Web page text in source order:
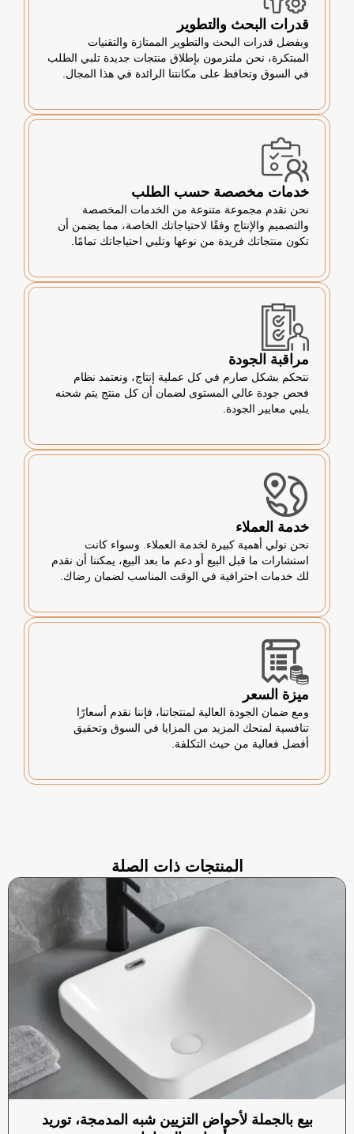
قدرات البحث والتطوير
وبفضل قدرات البحث والتطوير الممتازة والتقنيات
المبتكرة، نحن ملتزمون بإطلاق منتجات جديدة تلبي الطلب
في السوق وتحافظ على مكانتنا الرائدة في هذا المجال.
خدمات مخصصة حسب الطلب
نحن نقدم مجموعة متنوعة من الخدمات المخصصة
والتصميم والإنتاج وفقًا لاحتياجاتك الخاصة، مما يضمن أن
تكون منتجاتك فريدة من نوعها وتلبي احتياجاتك تمامًا.
مراقبة الجودة
نتحكم بشكل صارم في كل عملية إنتاج، ونعتمد نظام
فحص جودة عالي المستوى لضمان أن كل منتج يتم شحنه
يلبي معايير الجودة.
خدمة العملاء
نحن نولي أهمية كبيرة لخدمة العملاء. وسواء كانت
استشارات ما قبل البيع أو دعم ما بعد البيع، يمكننا أن نقدم
لك خدمات احترافية في الوقت المناسب لضمان رضاك.
ميزة السعر
ومع ضمان الجودة العالية لمنتجاتنا، فإننا نقدم أسعارًا
تنافسية لمنحك المزيد من المزايا في السوق وتحقيق
أفضل فعالية من حيث التكلفة.
المنتجات ذات الصلة
بيع بالجملة لأحواض التزيين شبه المدمجة، توريد